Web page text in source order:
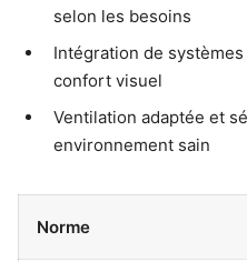
selon les besoins
Intégration de systèmes
confort visuel
Ventilation adaptée et
environnement sain
Norme